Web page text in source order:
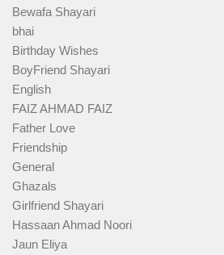
Bewafa Shayari
bhai
Birthday Wishes
BoyFriend Shayari
English
FAIZ AHMAD FAIZ
Father Love
Friendship
General
Ghazals
Girlfriend Shayari
Hassaan Ahmad Noori
Jaun Eliya